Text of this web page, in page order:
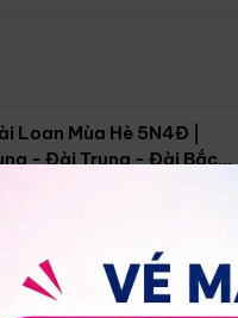
Loan Mùa Hè 5N4Đ |
- Đài Trung - Đài Bắc
18/09